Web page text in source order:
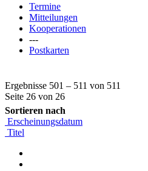
Termine
Mitteilungen
Kooperationen
---
Postkarten
Ergebnisse 501 – 511 von 511
Seite 26 von 26
Sortieren nach
Erscheinungsdatum
Titel